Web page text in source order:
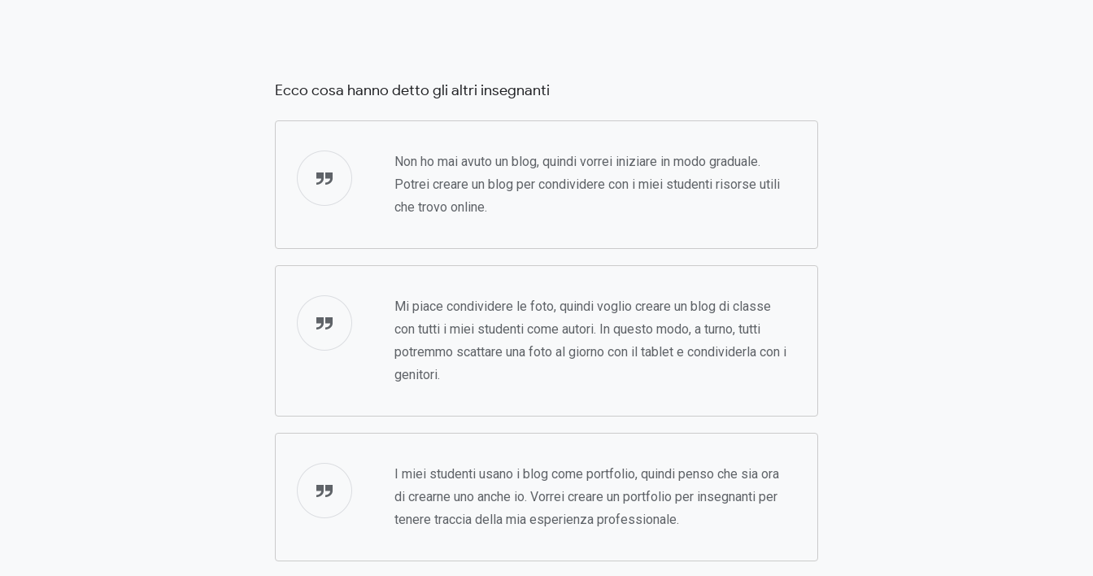
Ecco cosa hanno detto gli altri insegnanti
Non ho mai avuto un blog, quindi vorrei iniziare in modo graduale.
Potrei creare un blog per condividere con i miei studenti risorse utili
che trovo online.
Mi piace condividere le foto, quindi voglio creare un blog di classe
con tutti i miei studenti come autori. In questo modo, a turno, tutti
potremmo scattare una foto al giorno con il tablet e condividerla con i
genitori.
I miei studenti usano i blog come portfolio, quindi penso che sia ora
di crearne uno anche io. Vorrei creare un portfolio per insegnanti per
tenere traccia della mia esperienza professionale.